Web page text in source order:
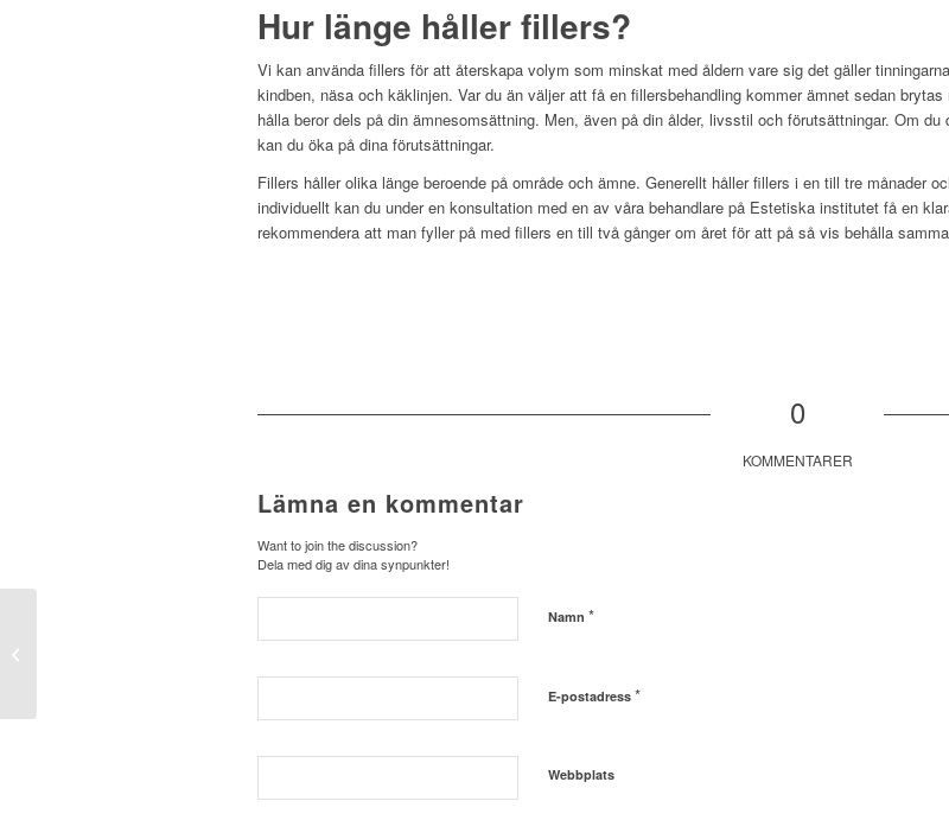
Hur länge håller fillers?
Vi kan använda fillers för att återskapa volym som minskat med åldern vare sig det gäller
kindben, näsa och käklinjen. Var du än väljer att få en fillersbehandling kommer ämnet sedan
hålla beror dels på din ämnesomsättning. Men, även på din ålder, livsstil och förutsättningar. Om
kan du öka på dina förutsättningar.
Fillers håller olika länge beroende på område och ämne. Generellt håller fillers i en till tre månader
individuellt kan du under en konsultation med en av våra behandlare på Estetiska institutet få en
rekommendera att man fyller på med fillers en till två gånger om året för att på så vis behålla
0
KOMMENTARER
Lämna en kommentar
Want to join the discussion?
Dela med dig av dina synpunkter!
Namn *
E-postadress *
Webbplats